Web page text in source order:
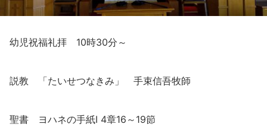
幼児祝福礼拝 10時30分～
説教 「たいせつなきみ」 手束信吾牧師
聖書 ヨハネの手紙Ⅰ 4章16～19節